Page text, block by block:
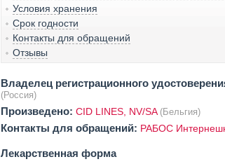
Условия хранения
Срок годности
Контакты для обращений
Отзывы
Владелец регистрационного
(Россия)
Произведено: CID LINES, NV/SA (Бельгия)
Контакты для обращений: РАБОС
Лекарственная форма